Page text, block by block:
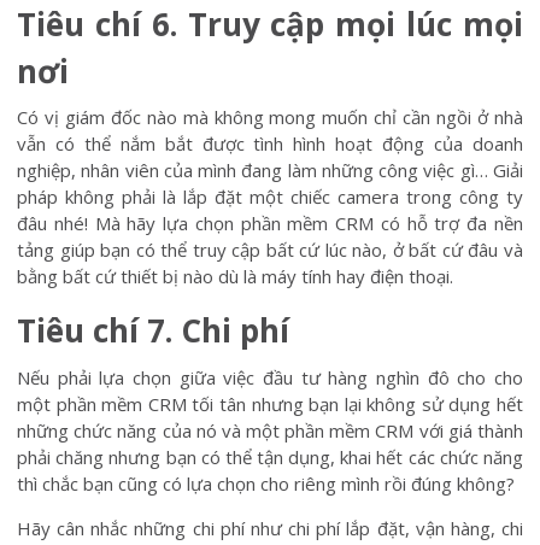
Tiêu chí 6. Truy cập mọi lúc mọi
nơi
Có vị giám đốc nào mà không mong muốn chỉ cần ngồi ở nhà
vẫn có thể nắm bắt được tình hình hoạt động của doanh
nghiệp, nhân viên của mình đang làm những công việc gì… Giải
pháp không phải là lắp đặt một chiếc camera trong công ty
đâu nhé! Mà hãy lựa chọn phần mềm CRM có hỗ trợ đa nền
tảng giúp bạn có thể truy cập bất cứ lúc nào, ở bất cứ đâu và
bằng bất cứ thiết bị nào dù là máy tính hay điện thoại.
Tiêu chí 7. Chi phí
Nếu phải lựa chọn giữa việc đầu tư hàng nghìn đô cho cho
một phần mềm CRM tối tân nhưng bạn lại không sử dụng hết
những chức năng của nó và một phần mềm CRM với giá thành
phải chăng nhưng bạn có thể tận dụng, khai hết các chức năng
thì chắc bạn cũng có lựa chọn cho riêng mình rồi đúng không?
Hãy cân nhắc những chi phí như chi phí lắp đặt, vận hàng, chi